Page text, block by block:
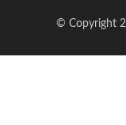
© Copyright